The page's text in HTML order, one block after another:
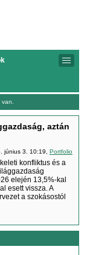
aztán
június 3. 10:19,Portfolio
konfliktus és a
elején 13,5%-kal
esett vissza. A
a szokásostól